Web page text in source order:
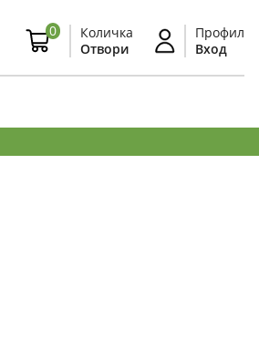
0
Количка
Отвори
Профил
Вход